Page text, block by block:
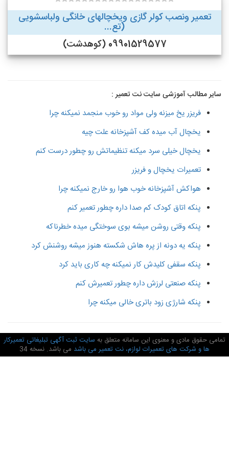
تعمیر ونصب کولر گازی ویخچالهای خانگی ولباسشویی
(تع...
09901529577 (کوهدشت)
سایر مطالب آموزشی سایت نت تعمیر :
فریزر یخ میزنه ولی مواد رو خوب منجمد نمیکنه چرا
یخچال آب میده کف آشپزخانه علت چیه
یخچال خیلی سرد میکنه تنظیماتش رو چطور درست کنم
تعمیرات یخچال و فریزر
هواکش آشپزخانه خوب هوا رو خارج نمیکنه چرا
پنکه اتاق کودک کم صدا داره چطور تعمیر کنم
پنکه وقتی روشن میشه بوی سوختگی میده خطرناکه
پنکه یه دونه از پره هاش شکسته هنوز میشه روشنش کرد
پنکه سقفی کلیدش کار نمیکنه چه کاری باید کرد
پنکه صنعتی لرزش داره چطور تعمیرش کنم
پنکه شارژی زود باتری خالی میکنه چرا
حقوق مادی و معنوی این سامانه متعلق به سایت ثبت آگهی تبلیغاتی تعمیرکار
ها و شرکت های تعمیرات لوازم، نت تعمیر می باشدمی باشد. نسخه 34